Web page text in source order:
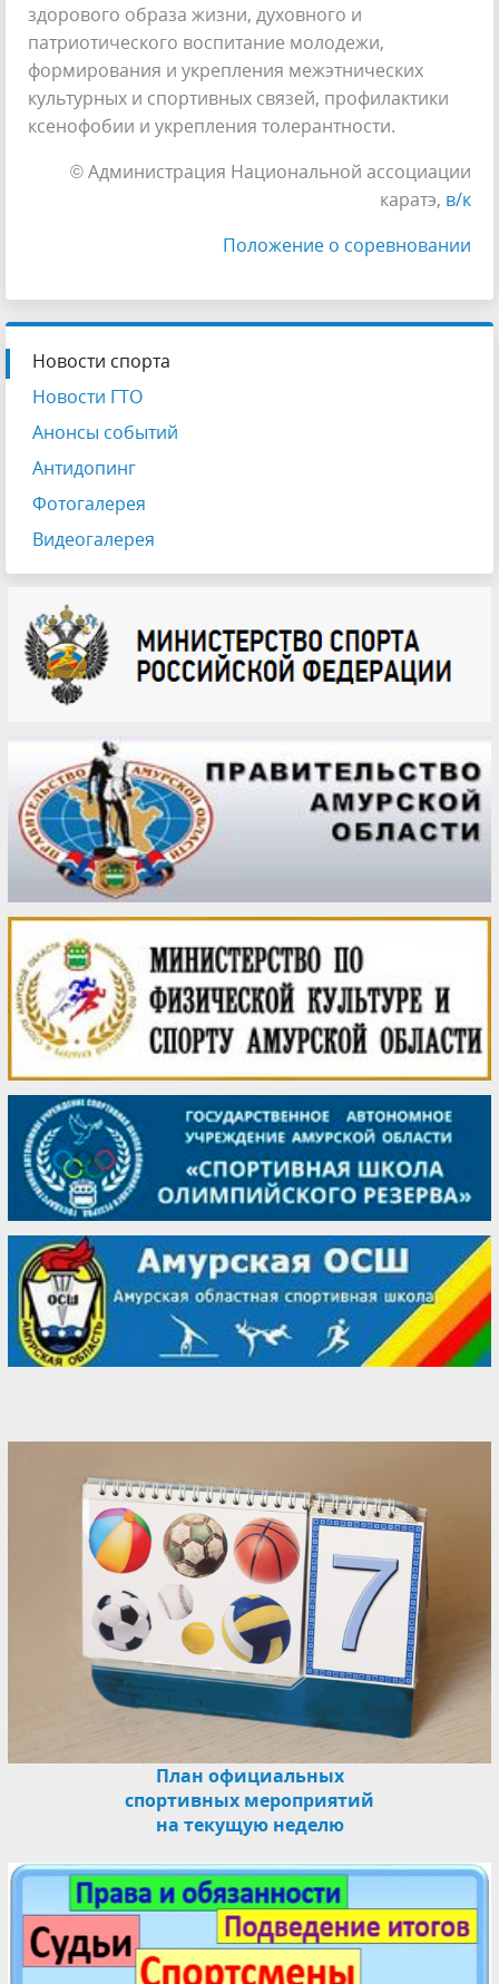
здорового образа жизни, духовного и
патриотического воспитание молодежи,
формирования и укрепления межэтнических
культурных и спортивных связей, профилактики
ксенофобии и укрепления толерантности.
© Администрация Национальной ассоциации
каратэ, в/к
Положение о соревновании
Новости спорта
Новости ГТО
Анонсы событий
Антидопинг
Фотогалерея
Видеогалерея
План официальных
спортивных мероприятий
на текущую неделю